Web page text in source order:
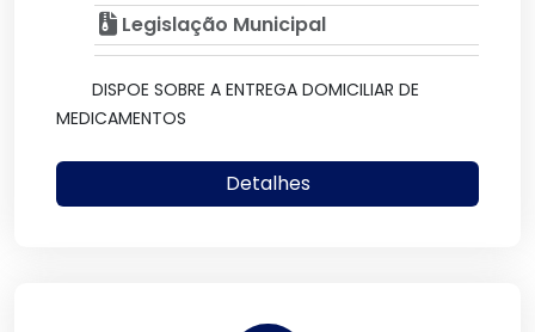
Legislação Municipal
DISPOE SOBRE A ENTREGA DOMICILIAR DE
MEDICAMENTOS
Detalhes